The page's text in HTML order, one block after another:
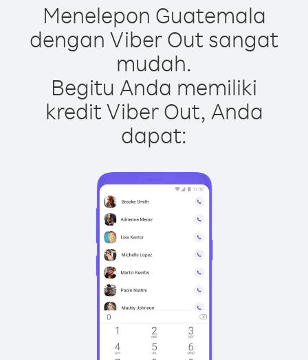
Menelepon Guatemala
dengan Viber Out sangat
mudah.
Begitu Anda memiliki
kredit Viber Out, Anda
dapat: